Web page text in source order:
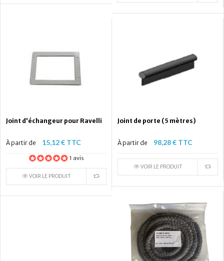
Joint d'échangeur pour Ravelli
À partir de 15,12 € TTC
1 avis
VOIR LE PRODUIT
Joint de porte (5 mètres)
À partir de 98,28 € TTC
VOIR LE PRODUIT